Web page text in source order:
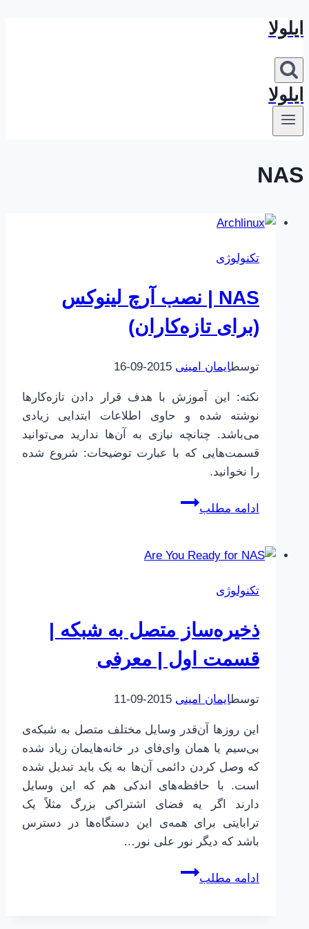
بازگشت
محتوا
ایلولا
ایلولا
NAS
تکنولوژی
NAS | نصب آرچ لینوکس
(برای تازه‌کاران)
توسطایمان امینی 2015-09-16
نکته: این آموزش با هدف قرار دادن تازه‌کارها
نوشته شده و حاوی اطلاعات ابتدایی زیادی
می‌باشد. چنانچه نیازی به آن‌ها ندارید می‌توانید
قسمت‌هایی که با عبارت توضیحات: شروع شده
را نخوانید.
ادامه مطلب
NAS
آرچ
تکنولوژی
ذخیره‌ساز متصل به شبکه |
قسمت اول | معرفی
توسطایمان امینی 2015-09-11
این روزها آن‌قدر وسایل مختلف متصل به شبکه‌ی
بی‌سیم یا همان وای‌فای در خانه‌هایمان زیاد شده
که وصل کردن دائمی آن‌ها به یک باید تبدیل شده
است. با حافظه‌های اندکی هم که این وسایل
دارند اگر یه فضای اشتراکی بزرگ مثلاً یک
ترابایتی برای همه‌ی این دستگاه‌ها در دسترس
باشد که دیگر نور علی نور…
ادامه مطلب
ذخیره‌ساز